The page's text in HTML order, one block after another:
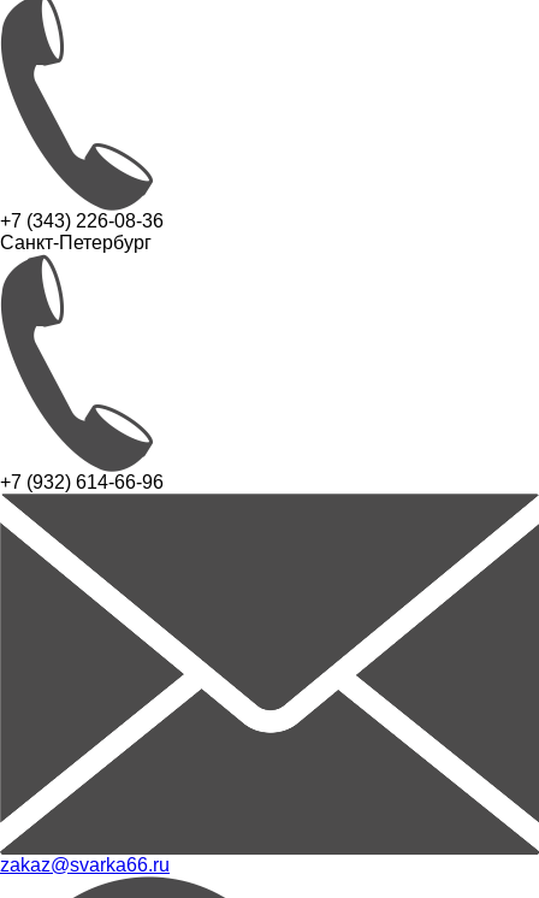
+7 (343) 226-08-36
Санкт-Петербург
+7 (932) 614-66-96
zakaz@svarka66.ru